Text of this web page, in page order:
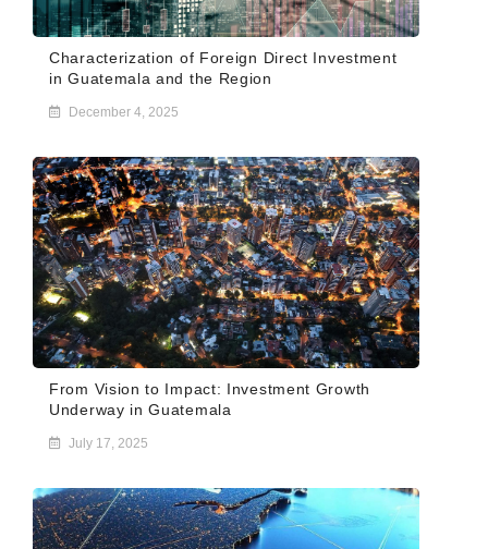
Characterization of Foreign Direct Investment
in Guatemala and the Region
December 4, 2025
From Vision to Impact: Investment Growth
Underway in Guatemala
July 17, 2025